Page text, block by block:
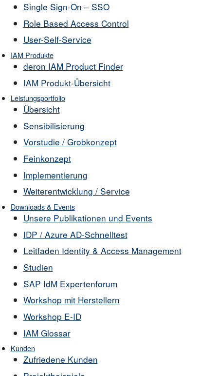
Single Sign-On – SSO
Role Based Access Control
User-Self-Service
IAM Produkte
deron IAM Product Finder
IAM Produkt-Übersicht
Leistungsportfolio
Übersicht
Sensibilisierung
Vorstudie / Grobkonzept
Feinkonzept
Implementierung
Weiterentwicklung / Service
Downloads & Events
Unsere Publikationen und Events
IDP / Azure AD-Schnelltest
Leitfaden Identity & Access Management
Studien
SAP IdM Expertenforum
Workshop mit Herstellern
Workshop E-ID
IAM Glossar
Kunden
Zufriedene Kunden